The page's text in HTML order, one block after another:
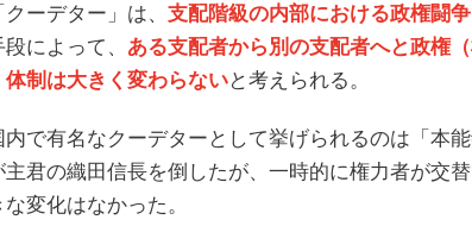
ーデター」は、 支配階級の内部における政権闘争
によって、 ある支配者から別の支配者へと政権
体制は大きく変わらないと考えられる。
で有名なクーデターとして挙げられるのは「本
主君の織田信長を倒したが、一時的に権力者が交
変化はなかった。